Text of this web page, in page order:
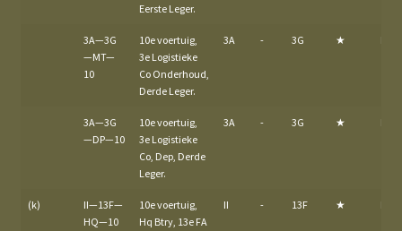
Eerste Leger.
3A—3G
—MT—
10
10e voertuig,
3e Logistieke
Co Onderhoud,
Derde Leger.
3A - 3G ★
3A—3G
—DP—10
10e voertuig,
3e Logistieke
Co, Dep, Derde
Leger.
3A - 3G ★
(k)
II—13F—
HQ—10
10e voertuig,
Hq Btry, 13e FA
II - 13F ★